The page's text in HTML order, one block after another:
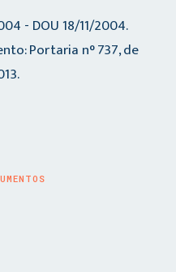
- DOU 18/11/2004.
Portaria n° 737, de